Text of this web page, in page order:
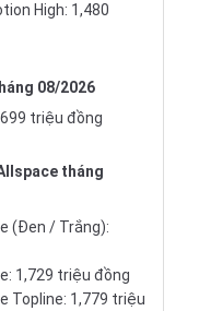
High: 1,480
08/2026
triệu đồng
tháng
(Đen / Trắng):
1,729 triệu đồng
Topline: 1,779 triệu